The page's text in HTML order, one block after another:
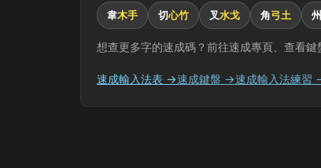
韋木手 切心竹 叉水戈 角弓土 州
想查更多字的速成碼？前往速成專頁、查看鍵
速成輸入法表 →速成鍵盤 →速成輸入法練習